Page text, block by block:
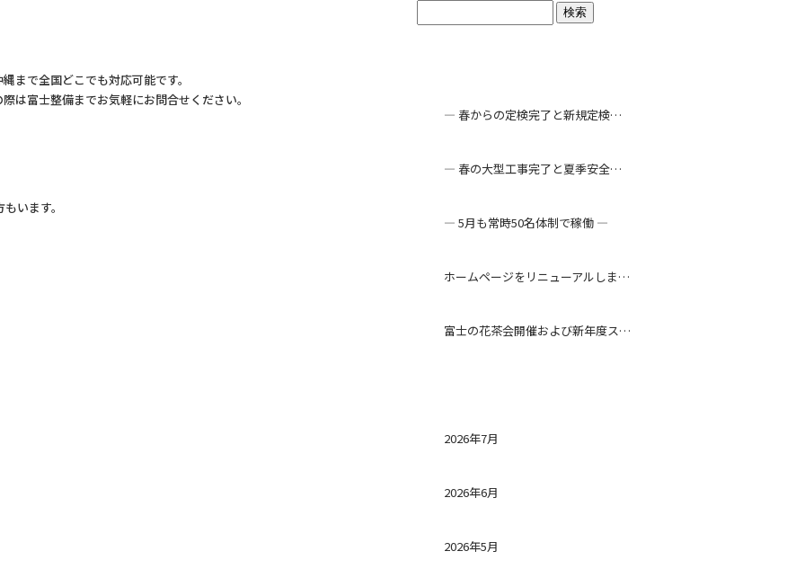
まで全国どこでも対応可能です。
は富士整備までお気軽にお問合せください。
います。
― 春からの定検完了と新規定検工事 ―
― 春の大型工事完了と夏季安全対策 ―
― 5月も常時50名体制で稼働 ―
ホームページをリニューアルしました
富士の花茶会開催および新年度スタート
2026年7月
2026年6月
2026年5月